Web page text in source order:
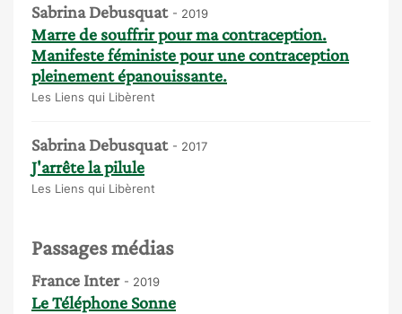
Sabrina Debusquat - 2019
Marre de souffrir pour ma contraception.
Manifeste féministe pour une contraception
pleinement épanouissante.
Les Liens qui Libèrent
Sabrina Debusquat - 2017
J'arrête la pilule
Les Liens qui Libèrent
Passages médias
France Inter - 2019
Le Téléphone Sonne